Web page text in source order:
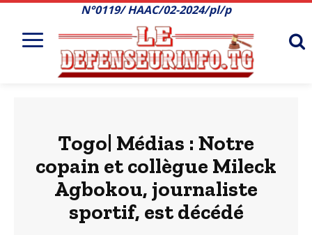
N°0119/ HAAC/02-2024/pl/p
Togo| Médias : Notre
copain et collègue Mileck
Agbokou, journaliste
sportif, est décédé